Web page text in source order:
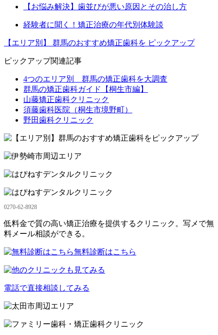
【お悩み解決】歯並びが悪い原因とその治し方
経験者に聞く！矯正治療の年代別体験談
【エリア別】 群馬のおすすめ矯正歯科を ピックアップ
ピックアップ関連記事
4つのエリア別 群馬の矯正歯科を大調査
群馬の矯正歯科ガイド【桐生市編】
山藤矯正歯科クリニック
須藤歯科医院（桐生市境野町）
野田歯科クリニック
0270-62-8928
低料金で質の高い矯正治療を提供するクリニック。写メで無
料メール相談ができる。
無料診断はこちら
電話で直接相談してみる